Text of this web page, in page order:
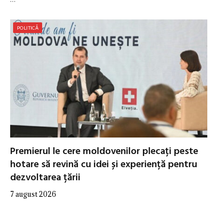
POLITICĂ
Premierul le cere moldovenilor plecați peste
hotare să revină cu idei și experiență pentru
dezvoltarea țării
7 august 2026